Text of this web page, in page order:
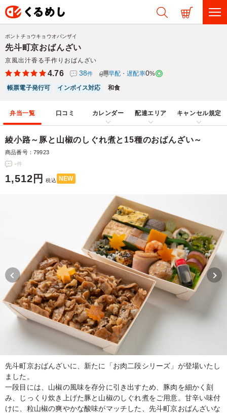
先斗町京おばんざい
京風出汁香る手作りおばんざい
ポントチョウキョウオバンザイ
4.76 38件 早配・遅配率0%
帳票電子発行可
インボイス対応 和食
弁当一覧 口コミ カレンダー 配達エリア キャンセル規定
綾小路～豚と山椒のしぐれ煮と15種のおばんざい～
商品番号：79923
-件
1,512円 税込 NEW
先斗町京おばんざいに、新たに「お肉二段シリーズ」が登場いたし
ました。
一段目には、山椒の風味を存分に引き出すため、豚肉を細かく刻
み、じっくり炊き上げた豚と山椒のしぐれ煮をご用意。甘辛い味付
けに、粒山椒の爽やかな酸味がマッチした、先斗町京おばんざいな